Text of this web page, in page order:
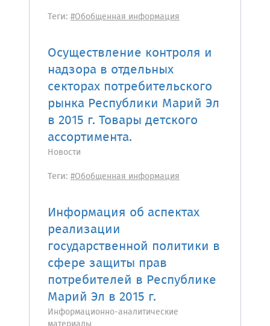
Теги: #Обобщенная информация
Осуществление контроля и
надзора в отдельных
секторах потребительского
рынка Республики Марий Эл
в 2015 г. Товары детского
ассортимента.
Новости
Теги: #Обобщенная информация
Информация об аспектах
реализации
государственной политики в
сфере защиты прав
потребителей в Республике
Марий Эл в 2015 г.
Информационно-аналитические